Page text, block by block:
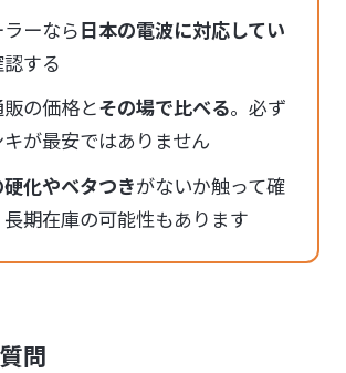
ーなら日本の電波に対応してい
する
の価格とその場で比べる。必ず
キが最安ではありません
化やベタつきがないか触って確
期在庫の可能性もあります
問